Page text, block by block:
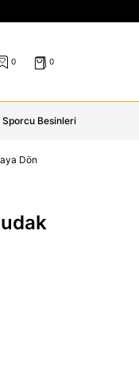
0 0
Sporcu Besinleri
Dön